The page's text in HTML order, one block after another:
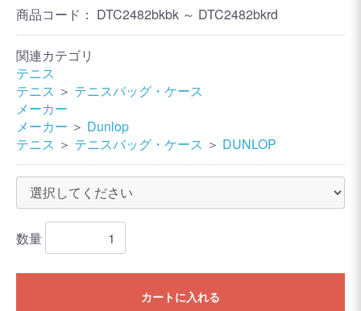
商品コード： DTC2482bkbk ～ DTC2482bkrd
関連カテゴリ
テニス
テニス ＞ テニスバッグ・ケース
メーカー
メーカー ＞ Dunlop
テニス ＞ テニスバッグ・ケース ＞ DUNLOP
数量
カートに入れる